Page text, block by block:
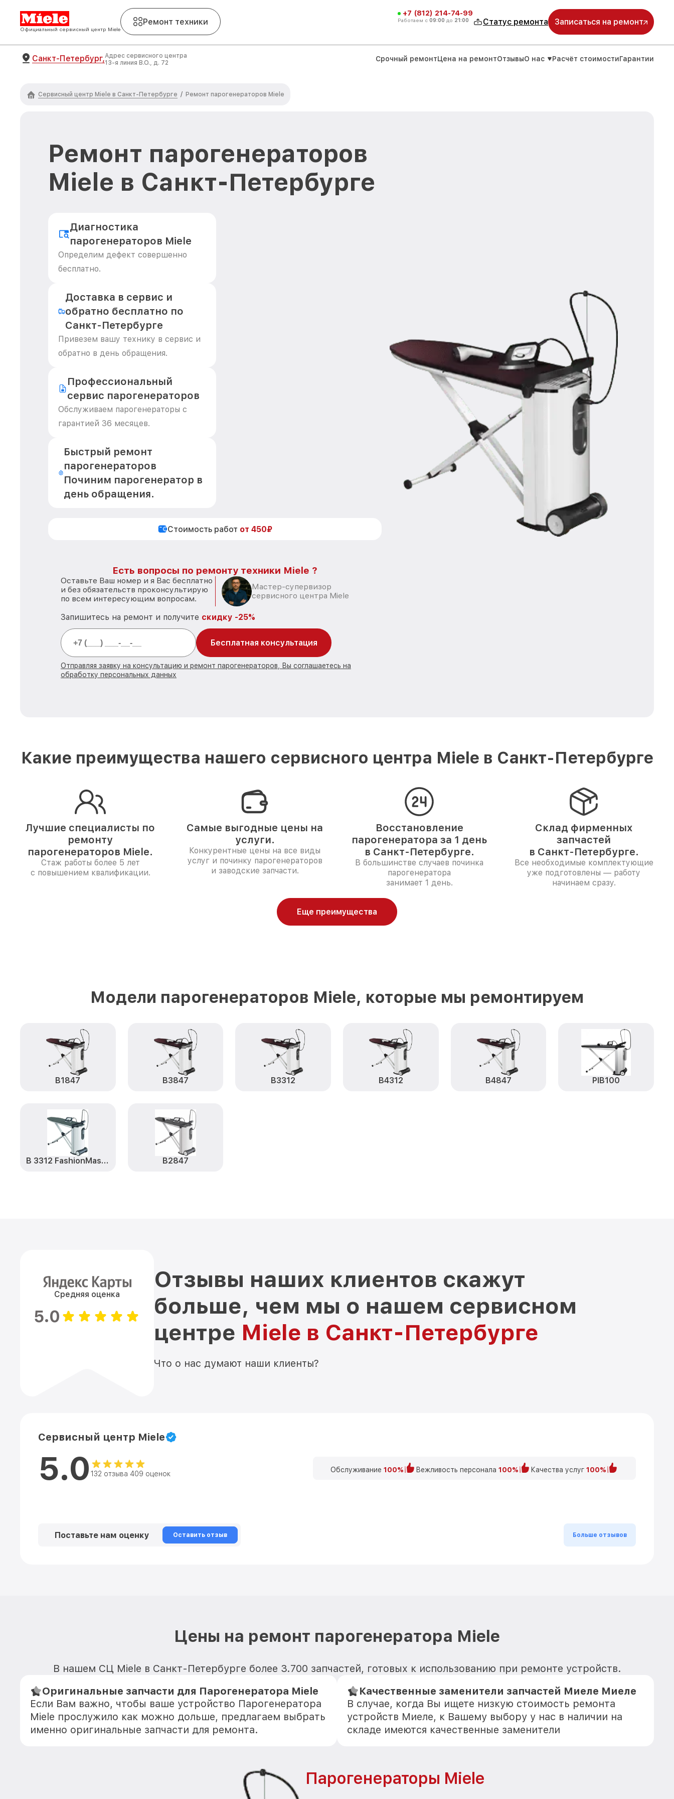
Официальный сервисный центр Miele
Ремонт техники
+7 (812) 214-74-99
Работаем с 09:00 до 21:00 Статус ремонта Записаться на ремонт
Санкт-Петербург,Адрес сервисного центра
13-я линия В.О., д. 72
Срочный ремонтЦена на ремонтОтзывыО нас Расчёт стоимостиГарантии
Сервисный центр Miele в Санкт-Петербурге / Ремонт парогенераторов Miele
Ремонт парогенераторов
Miele в Санкт-Петербурге
Диагностика
парогенераторов Miele
Определим дефект совершенно
бесплатно.
Доставка в сервис и
обратно бесплатно по
Санкт-Петербурге
Привезем вашу технику в сервис и
обратно в день обращения.
Профессиональный
сервис парогенераторов
Обслуживаем парогенераторы с
гарантией 36 месяцев.
Быстрый ремонт
парогенераторов
Починим парогенератор в
день обращения.
Стоимость работ от 450₽
Есть вопросы по ремонту техники Miele ?
Оставьте Ваш номер и я Вас бесплатно
и без обязательств проконсультирую
по всем интересующим вопросам.
Мастер-супервизор
сервисного центра Miele
Запишитесь на ремонт и получите скидку -25%
Бесплатная консультация
Отправляя заявку на консультацию и ремонт парогенераторов, Вы соглашаетесь на
обработку персональных данных
Какие преимущества нашего сервисного центра Miele в Санкт-Петербурге
Лучшие специалисты по
ремонту
парогенераторов Miele.
Стаж работы более 5 лет
с повышением квалификации.
Самые выгодные цены на
услуги.
Конкурентные цены на все виды
услуг и починку парогенераторов
и заводские запчасти.
Восстановление
парогенератора за 1 день
в Санкт-Петербурге.
В большинстве случаев починка
парогенератора
занимает 1 день.
Склад фирменных
запчастей
в Санкт-Петербурге.
Все необходимые комплектующие
уже подготовлены — работу
начинаем сразу.
Еще преимущества
Модели парогенераторов Miele, которые мы ремонтируем
B1847 B3847 B3312 B4312 B4847 PIB100
B 3312 FashionMaster B2847
Средняя оценка
5.0
Отзывы наших клиентов скажут
больше, чем мы о нашем сервисном
центре Miele в Санкт-Петербурге
Что о нас думают наши клиенты?
Сервисный центр Miele
5.0 132 отзыва 409 оценок Обслуживание 100% Вежливость персонала 100% Качества услуг 100%
Поставьте нам оценку Оставить отзыв Больше отзывов
Цены на ремонт парогенератора Miele
В нашем СЦ Miele в Санкт-Петербурге более 3.700 запчастей, готовых к использованию при ремонте устройств.
Оригинальные запчасти для Парогенератора Miele
Если Вам важно, чтобы ваше устройство Парогенератора
Miele прослужило как можно дольше, предлагаем выбрать
именно оригинальные запчасти для ремонта.
Качественные заменители запчастей Миеле Миеле
В случае, когда Вы ищете низкую стоимость ремонта
устройств Миеле, к Вашему выбору у нас в наличии на
складе имеются качественные заменители
Парогенераторы Miele